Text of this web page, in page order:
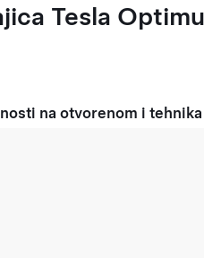
Tesla
na otvorenom i tehnika